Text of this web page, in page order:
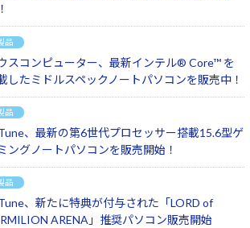
品
スコンピューター、最新インテル® Core™ を
したミドルスペックノートパソコンを販売中！
品
、最新の第6世代プロセッサー搭載15.6型ゲ
ングノートパソコンを販売開始！
品
、新たに特典が付与された「LORD of
ARENA」推奨パソコン販売開始